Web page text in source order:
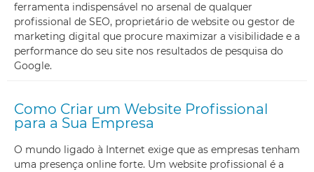
ferramenta indispensável no arsenal de qualquer
profissional de SEO, proprietário de website ou gestor de
marketing digital que procure maximizar a visibilidade e a
performance do seu site nos resultados de pesquisa do
Google.
Como Criar um Website Profissional
para a Sua Empresa
O mundo ligado à Internet exige que as empresas tenham
uma presença online forte. Um website profissional é a